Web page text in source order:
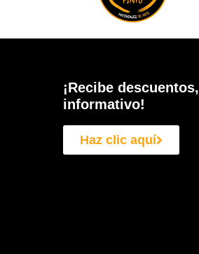
¡Recibe
informativo!
Haz clic aquí